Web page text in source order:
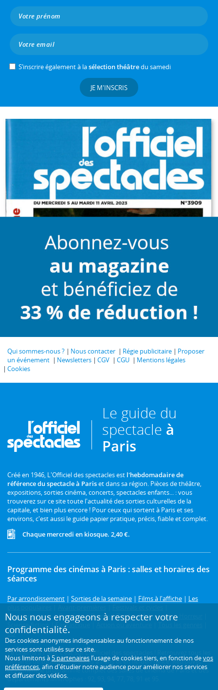
S’inscrire également à lasélection théâtredu samedi
JE M'INSCRIS
Qui sommes-nous ? Nous contacter Régie publicitaire
Proposer
un événement
Newsletters CGV CGU
Mentions légales
Cookies
Le guide du
spectacle à
Paris
Créé en 1946, L'Officiel des spectacles est l'hebdomadaire de
référence du spectacle à Pariset dans sa région. Pièces de théâtre,
expositions, sorties cinéma, concerts, spectacles enfants... : vous
trouverez sur ce site toute l'actualité des sorties culturelles de la
capitale, et bien plus encore ! Pour ceux qui sortent à Paris et ses
environs, c'est aussi le guide papier pratique, précis, fiable et complet.
Chaque mercredi en kiosque. 2,40 €.
Programme des cinémas à Paris : salles et horaires des
séances
Par arrondissement | Sorties de la semaine | Films à l'affiche | Les
Prochainement |Comédie|Drame |Thriller|Animation|
Science-fiction
|Fantastique Action ou aventure
3D
Le cinéma à Paris, c'est sur L'Officiel des spectacles ! Retrouvez tous les
horaires de toutes les séances à Paris et en Île-de-France. Retrouvez
également le programme complet des salles de cinéma de Paris et des
départements limitrophes : 92, 93, 94, 77, 78, 91 et 95.
Nous nous engageons à respecter votre
confidentialité.
Des cookies anonymes indispensables au fonctionnement de nos
services sont utilisés sur ce site.
Nous limitons à 5 partenaires l’usage de cookies tiers, en fonction devos
préférences, afin d'étudier notre audience pour améliorer nos services
et diffuser des vidéos.